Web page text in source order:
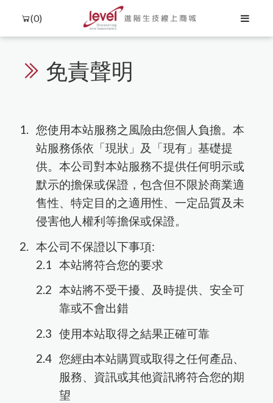
(0)
Menu
所有商品
biorion
Corning
HighQu
核酸萃取與分析
DNA萃取
RNA萃取
PCR
qPCR
蛋白萃取與分析 蛋白萃取與定量
蛋白純化
Western Blot相關
其他
細胞培養
細胞分選與檢測
冷凍保存
塑膠耗材
污染防治
Agilent RTCA (xCelligence)
購物流程
會員需知
隱私權保護
免責聲明
Language
免責聲明
您使用本站服務之風險由您個人負擔。本
站服務係依「現狀」及「現有」基礎提
供。本公司對本站服務不提供任何明示或
默示的擔保或保證，包含但不限於商業適
售性、特定目的之適用性、一定品質及未
侵害他人權利等擔保或保證。
本公司不保證以下事項:
本站將符合您的要求
本站將不受干擾、及時提供、安全可
靠或不會出錯
使用本站取得之結果正確可靠
您經由本站購買或取得之任何產品、
服務、資訊或其他資訊將符合您的期
望